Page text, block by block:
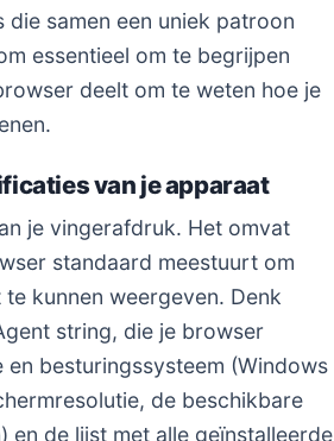
die samen een uniek patroon
essentieel om te begrijpen
deelt om te weten hoe je
van je apparaat
je vingerafdruk. Het omvat
standaard meestuurt om
kunnen weergeven. Denk
string, die je browser
en besturingssysteem (Windows
de beschikbare
en de lijst met alle geïnstalleerde